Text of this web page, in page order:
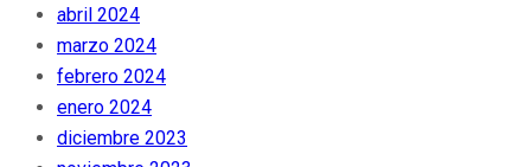
abril 2024
marzo 2024
febrero 2024
enero 2024
diciembre 2023